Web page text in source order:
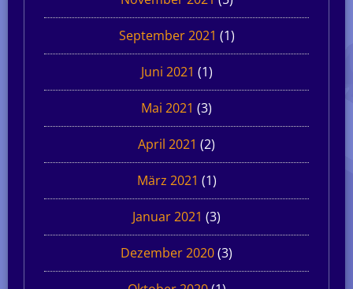
September 2021 (1)
Juni 2021 (1)
Mai 2021 (3)
April 2021 (2)
März 2021 (1)
Januar 2021 (3)
Dezember 2020(3)